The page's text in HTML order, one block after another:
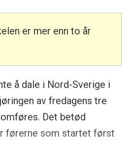
er mer enn to år
å dale i Nord-Sverige i
av fredagens tre
Det betød
førerne som startet først